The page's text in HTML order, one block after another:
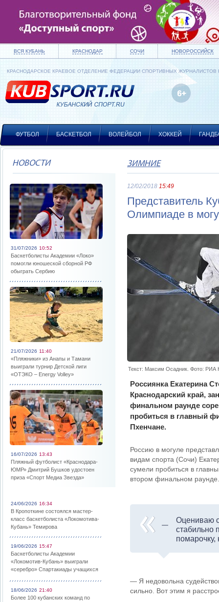
ВСЯ КУБАНЬ КРАСНОДАР СОЧИ НОВОРОССИЙСК
КРАСНОДАРСКОЕ КРАЕВОЕ ОТДЕЛЕНИЕ ФЕДЕРАЦИИ СПОРТИВНЫХ ЖУРНАЛИСТОВ
ФУТБОЛ БАСКЕТБОЛ ВОЛЕЙБОЛ ХОККЕЙ
НОВОСТИ
31/07/2026 10:52
Баскетболисты Академии «Локо»
помогли юношеской сборной РФ
обыграть Сербию
21/07/2026 11:40
«Пляжники» из Анапы и Тамани
выиграли турнир Детской лиги
«ОТЭКО – Energy Volley»
16/07/2026 13:43
Пляжный футболист «Краснодара-
ЮМР» Дмитрий Бушков удостоен
приза «Спорт Медиа Звезда»
24/06/2026 16:34
В Кропоткине состоялся мастер-
класс баскетболиста «Локомотива-
Кубань» Темирова
19/06/2026 15:47
Баскетболисты Академии
«Локомотив-Кубань» выиграли
«серебро» Спартакиады учащихся
18/06/2026 21:40
Более 100 кубанских команд по
ЗИМНИЕ
12/02/2018 15:49
Представитель
Олимпиаде в
Текст: Максим Осадник. Фото: РИА
Россиянка Екатерина
Краснодарский край,
финальном раунде
пробиться в главный
Пхенчане.
Россию в могуле
видам спорта (Сочи)
сумели пробиться в
втором финальном раунде.
Оцениваю
стабильно
— Я недовольна
сильно. Вот этим я